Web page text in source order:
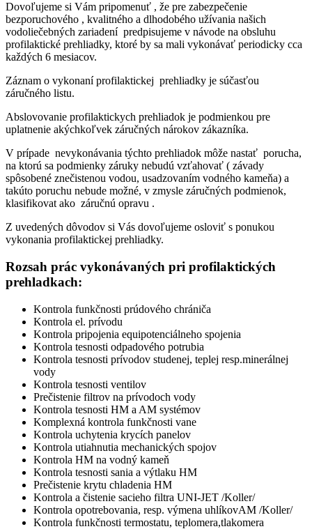
Dovoľujeme si Vám pripomenuť , že pre zabezpečenie
bezporuchového , kvalitného a dlhodobého užívania našich
vodoliečebných zariadení predpisujeme v návode na obsluhu
profilaktické prehliadky, ktoré by sa mali vykonávať periodicky cca
každých 6 mesiacov.
Záznam o vykonaní profilaktickej prehliadky je súčasťou
záručného listu.
Abslovovanie profilaktickych prehliadok je podmienkou pre
uplatnenie akýchkoľvek záručných nárokov zákazníka.
V prípade nevykonávania týchto prehliadok môže nastať porucha,
na ktorú sa podmienky záruky nebudú vzťahovať ( závady
spôsobené znečistenou vodou, usadzovaním vodného kameňa) a
takúto poruchu nebude možné, v zmysle záručných podmienok,
klasifikovat ako záručnú opravu .
Z uvedených dôvodov si Vás dovoľujeme osloviť s ponukou
vykonania profilaktickej prehliadky.
Rozsah prác vykonávaných pri profilaktických
prehladkach:
Kontrola funkčnosti prúdového chrániča
Kontrola el. prívodu
Kontrola pripojenia equipotenciálneho spojenia
Kontrola tesnosti odpadového potrubia
Kontrola tesnosti prívodov studenej, teplej resp.minerálnej
vody
Kontrola tesnosti ventilov
Prečistenie filtrov na prívodoch vody
Kontrola tesnosti HM a AM systémov
Komplexná kontrola funkčnosti vane
Kontrola uchytenia krycích panelov
Kontrola utiahnutia mechanických spojov
Kontrola HM na vodný kameň
Kontrola tesnosti sania a výtlaku HM
Prečistenie krytu chladenia HM
Kontrola a čistenie sacieho filtra UNI-JET /Koller/
Kontrola opotrebovania, resp. výmena uhlíkovAM /Koller/
Kontrola funkčnosti termostatu, teplomera,tlakomera